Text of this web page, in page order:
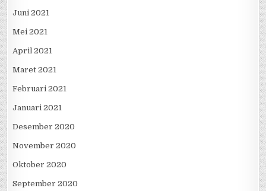
Juli 2021
Juni 2021
Mei 2021
April 2021
Maret 2021
Februari 2021
Januari 2021
Desember 2020
November 2020
Oktober 2020